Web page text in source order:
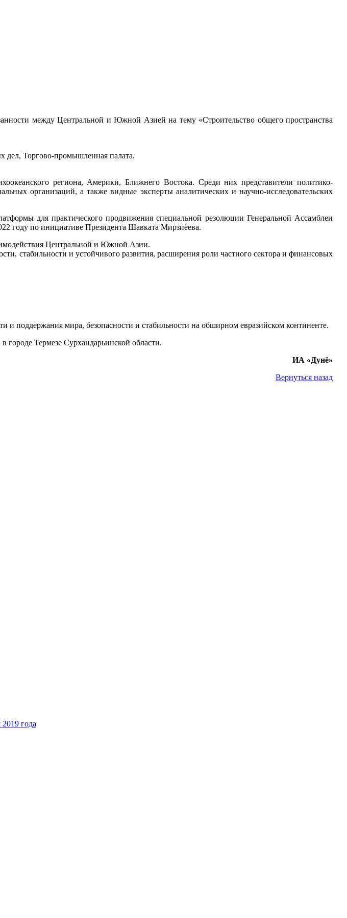
между Центральной и Южной Азией на тему «Строительство общего пространства
дел, Торгово-промышленная палата.
региона, Америки, Ближнего Востока. Среди них представители политико-
организаций, а также видные эксперты аналитических и научно-исследовательских
дляпрактического продвижения специальной резолюции Генеральной Ассамблеи
году по инициативе Президента Шавката Мирзиёева.
Центральной и Южной Азии.
стабильности и устойчивого развития, расширения роли частного сектора и финансовых
и поддержания мира, безопасности и стабильности на обширном евразийском континенте.
городе Термезе Сурхандарьинской области.
ИА «Дунё»
Вернуться назад
года